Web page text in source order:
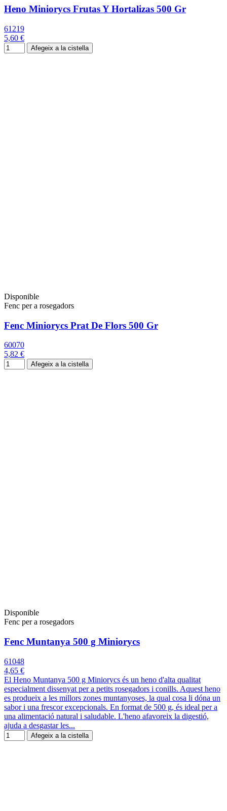
Heno Miniorycs Frutas Y Hortalizas 500 Gr
61219
5,60 €
Afegeix a la cistella
Disponible
Fenc per a rosegadors
Fenc Miniorycs Prat De Flors 500 Gr
60070
5,82 €
Afegeix a la cistella
Disponible
Fenc per a rosegadors
Fenc Muntanya 500 g Miniorycs
61048
4,65 €
El Heno Muntanya 500 g Miniorycs és un heno d'alta qualitat
especialment dissenyat per a petits rosegadors i conills. Aquest heno
es produeix a les millors zones muntanyoses, la qual cosa li dóna un
sabor i una frescor excepcionals. En format de 500 g, és ideal per a
una alimentació natural i saludable. L'heno afavoreix la digestió,
ajuda a desgastar les...
Afegeix a la cistella